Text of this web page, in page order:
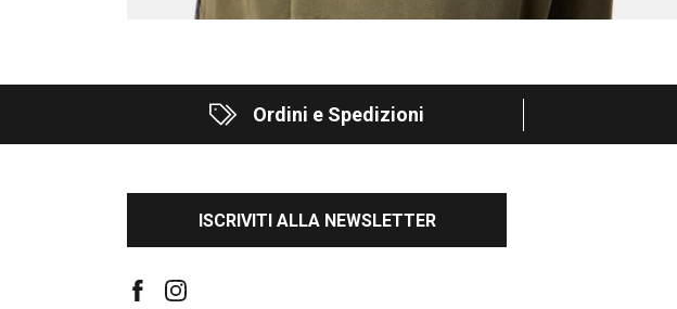
Ordini e Spedizioni
ISCRIVITI ALLA NEWSLETTER